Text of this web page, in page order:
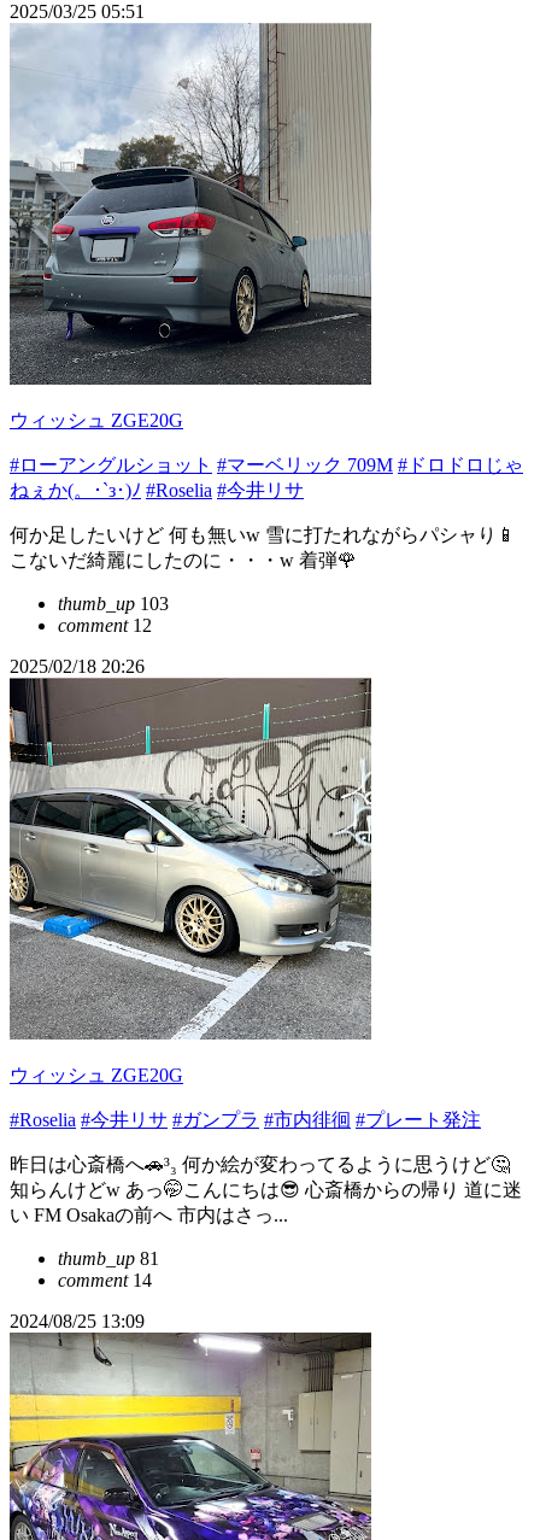
2025/03/25 05:51
ウィッシュ ZGE20G
#ローアングルショット #マーベリック 709M #ドロドロじゃ
ねぇか(。･`з･)ﾉ #Roselia #今井リサ
何か足したいけど 何も無いw 雪に打たれながらパシャり📱
こないだ綺麗にしたのに・・・w 着弾🌹
thumb_up 103
comment12
2025/02/18 20:26
ウィッシュ ZGE20G
#Roselia #今井リサ #ガンプラ #市内徘徊 #プレート発注
昨日は心斎橋へ🚗³₃ 何か絵が変わってるように思うけど🤔
知らんけどw あっ🤭こんにちは😎 心斎橋からの帰り 道に迷
い FM Osakaの前へ 市内はさっ...
thumb_up 81
comment14
2024/08/25 13:09